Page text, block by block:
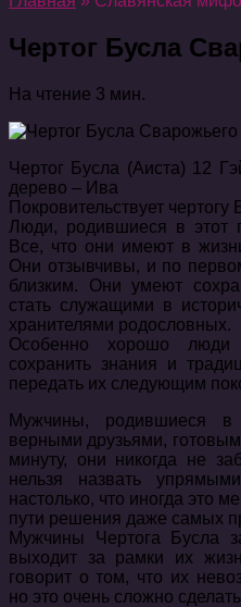
Чертог Бусла
На чтение 3 мин.
Чертог Бусла (Аиста) 12
дерево ‒ Ива
Покровительствует чертогу
Люди, родившиеся в этот
Все, что они имеют в
Они отзывчивы, и по
близким. Они умеют
стать служащими в
хранителями родословных.
Особенно хорошо люди
сохранить знания и
передать их следующим
Мужчины, родившиеся в
верными друзьями,
минуту, они никогда не
нельзя назвать
настолько, что иногда это
пути решения даже самых
Мужчины Чертога Бусла
выходит за рамки их
говорит о том, что их
но это очень сложно